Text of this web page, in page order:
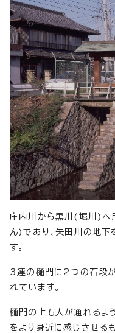
庄内川から黒川(堀川)へ
ん)であり、矢田川の地下
す。
3連の樋門に2つの石段
れています。
樋門の上も人が通れるよ
をより身近に感じさせる